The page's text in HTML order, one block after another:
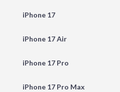
iPhone 17
iPhone 17 Air
iPhone 17 Pro
iPhone 17 Pro Max